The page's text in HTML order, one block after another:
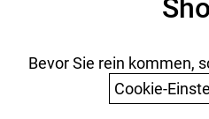
Tubeless Ready, 28-Loch,
Aluminiumsteckachse
Formula CL-52,
Ihr Einkauf
Bevor Sie rein kommen,
Cookie-